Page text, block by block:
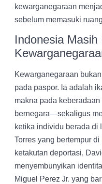
kewarganegaraan
sebelum memasuki
Indonesia Masih
Kewarganegaraan
pada paspor. Ia adalah
makna pada
bernegara—sekaligus
ketika individu berada di
Torres yang bertempur
ketakutan deportasi,
menyembunyikan
Miguel Perez Jr. yang